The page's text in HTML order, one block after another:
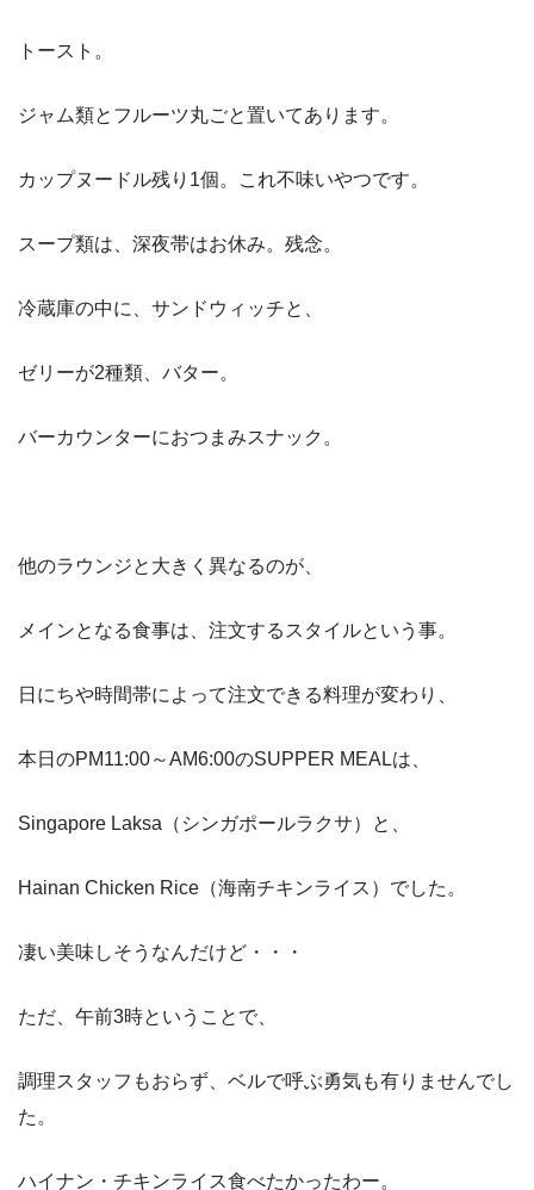
トースト。
ジャム類とフルーツ丸ごと置いてあります。
カップヌードル残り1個。これ不味いやつです。
スープ類は、深夜帯はお休み。残念。
冷蔵庫の中に、サンドウィッチと、
ゼリーが2種類、バター。
バーカウンターにおつまみスナック。
他のラウンジと大きく異なるのが、
メインとなる食事は、注文するスタイルという事。
日にちや時間帯によって注文できる料理が変わり、
本日のPM11:00～AM6:00のSUPPER MEALは、
Singapore Laksa（シンガポールラクサ）と、
Hainan Chicken Rice（海南チキンライス）でした。
凄い美味しそうなんだけど・・・
ただ、午前3時ということで、
調理スタッフもおらず、ベルで呼ぶ勇気も有りませんでし
た。
ハイナン・チキンライス食べたかったわー。